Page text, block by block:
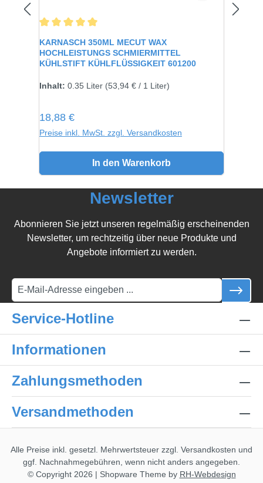
KARNASCH 350ML MECUT WAX
HOCHLEISTUNGS SCHMIERMITTEL
KÜHLSTIFT KÜHLFLÜSSIGKEIT 601200
Inhalt: 0.35 Liter (53,94 € / 1 Liter)
Regulärer Preis:
18,88 €
Preise inkl. MwSt. zzgl. Versandkosten
In den Warenkorb
Newsletter
Abonnieren Sie jetzt unseren regelmäßig erscheinenden
Newsletter, um rechtzeitig über neue Produkte und
Angebote informiert zu werden.
Service-Hotline
Informationen
Zahlungsmethoden
Versandmethoden
Alle Preise inkl. gesetzl. Mehrwertsteuer zzgl. Versandkosten und
ggf. Nachnahmegebühren, wenn nicht anders angegeben.
© Copyright 2026 | Shopware Theme by RH-Webdesign